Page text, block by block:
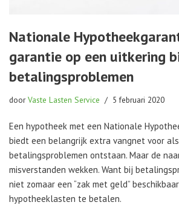
Nationale
garantie op een uitkering
betalingsproblemen
doorVaste Lasten Service 5 februari 2020
Een hypotheek met een Nationale
biedt een belangrijk extra vangnet voor
betalingsproblemen ontstaan. Maar de
misverstanden wekken. Want bij
niet zomaar een “zak met geld”
hypotheeklasten te betalen.